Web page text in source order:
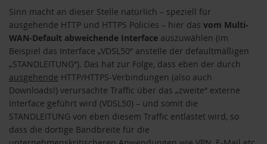
Sinn macht an dieser Stelle natürlich – speziell für
ausgehende HTTP und HTTPS Policies – hier das vom Multi-
WAN-Default abweichende Interface auszuwählen (im
Beispiel das Interface „VDSL50“ anstelle der defaultmäßigen
„STANDLEITUNG“). Das hat zur Folge, dass eben der durch
ausgehende HTTP/HTTPS-Verbindungen (also auch
Downloads!) verursachte Traffic über das „zweite“ externe
Interface geführt wird (VDSL50) – und somit die
STANDLEITUNG von eben diesem Traffic entlastet wird, so
dass die dortige Bandbreite für die